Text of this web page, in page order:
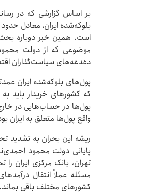
بر اساس گزارشی که در
است. همین خبر دوباره بحث
موضوعی که از دولت
دغدغه‌های سیاست‌گذاران
پول‌های بلوکه‌شده ایران
که کشورهای خریدار باید
پول‌ها در حساب‌هایی در خارج
واقع پول‌ها متعلق به ایران
پایانی دولت محمود
تهران، بانک مرکزی ایران
مسئله عملاً انتقال
کشورهای مختلف باقی بماند.